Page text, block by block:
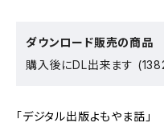
ダウンロード販売の商品
購入後にDL出来ます
「デジタル出版よもやま話」